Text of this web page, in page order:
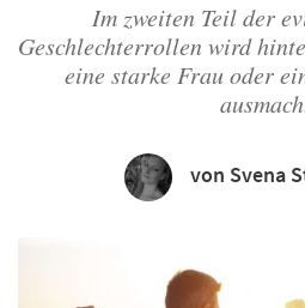
Im zweiten Teil der
Geschlechterrollen wird
eine starke Frau oder
von Svena